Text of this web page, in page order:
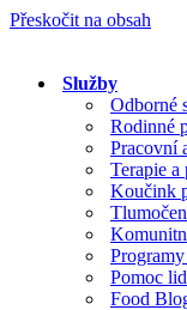
Přeskočit na obsah
Služby
Odborné
Rodinné
Pracovní
Terapie a
Koučink
Pomoc
Food